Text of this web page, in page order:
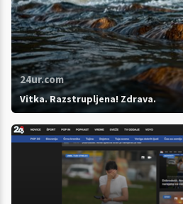
24ur.com
Vitka. Razstrupljena! Zdrava.